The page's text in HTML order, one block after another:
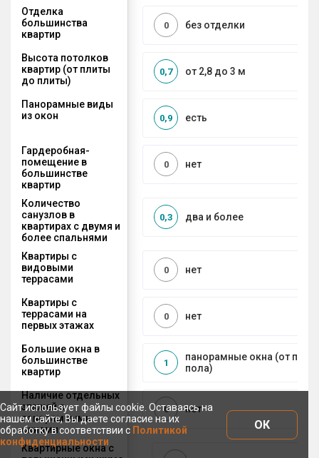
Отделка
большинства
квартир
без отделки
0
Высота потолков
квартир (от плиты
до плиты)
от 2,8 до 3 м
0,7
Панорамные виды
из окон
есть
0,9
Гардеробная-
помещение в
большинстве
квартир
нет
0
Количество
санузлов в
квартирах с двумя и
более спальнями
два и более
0,3
Квартиры с
видовыми
террасами
нет
0
Квартиры с
террасами на
первых этажах
нет
0
Большие окна в
большинстве
квартир
панорамные окна (от
пола)
1
Наличие отдельных
этажей с
панорамными
окнами
нет
0
Квартирные окна с
Сайт использует файлы cookie. Оставаясь на
нашем сайте, Вы даете согласие на их
обработку в соответствии с Политикой
конфиденциальности
ОК